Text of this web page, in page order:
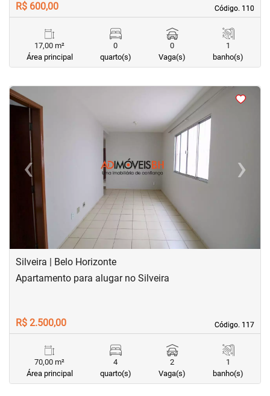
Código. 110
Código. 110
R$ 600,00
17,00 m²
Área principal
0
quarto(s)
0
Vaga(s)
1
banho(s)
<<<
‹Previous ›Next
Silveira | Belo Horizonte
Código. 117
Código. 117
Apartamento para alugar no Silveira
R$ 2.500,00
70,00 m²
Área principal
4
quarto(s)
2
Vaga(s)
1
banho(s)